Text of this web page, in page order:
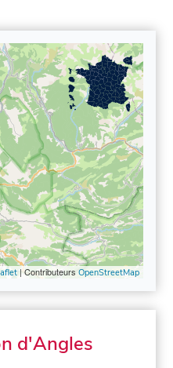
| Contributeurs OpenStreetMap
d'Angles